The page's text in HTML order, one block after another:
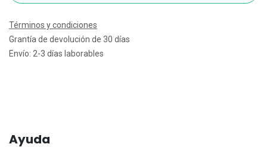
Términos y condiciones
Grantía de devolución de 30 días
Envío: 2-3 días laborables
Ayuda